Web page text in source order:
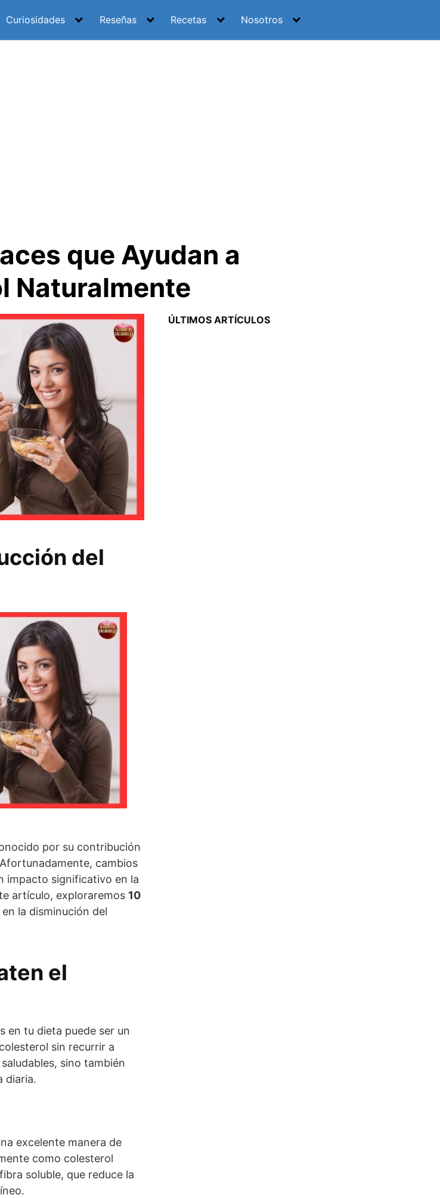
Curiosidades Reseñas Recetas Nosotros
que Ayudan a
Naturalmente
del
por su contribución
cambios
impacto significativo en la
artículo, exploraremos 10
la disminución del
el
en tu dieta puede ser un
sin recurrir a
sino también
diaria.
excelente manera de
como colesterol
soluble, que reduce la
ÚLTIMOS ARTÍCULOS